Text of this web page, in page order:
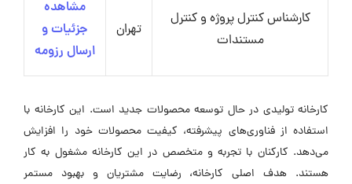
کارشناس کنترل پروژه و کنترل
مستندات
تهران
مشاهده
جزئیات و
ارسال رزومه
کارخانه تولیدی در حال توسعه محصولات جدید است. این کارخانه با
استفاده از فناوری‌های پیشرفته، کیفیت محصولات خود را افزایش
می‌دهد. کارکنان با تجربه و متخصص در این کارخانه مشغول به کار
هستند. هدف اصلی کارخانه، رضایت مشتریان و بهبود مستمر